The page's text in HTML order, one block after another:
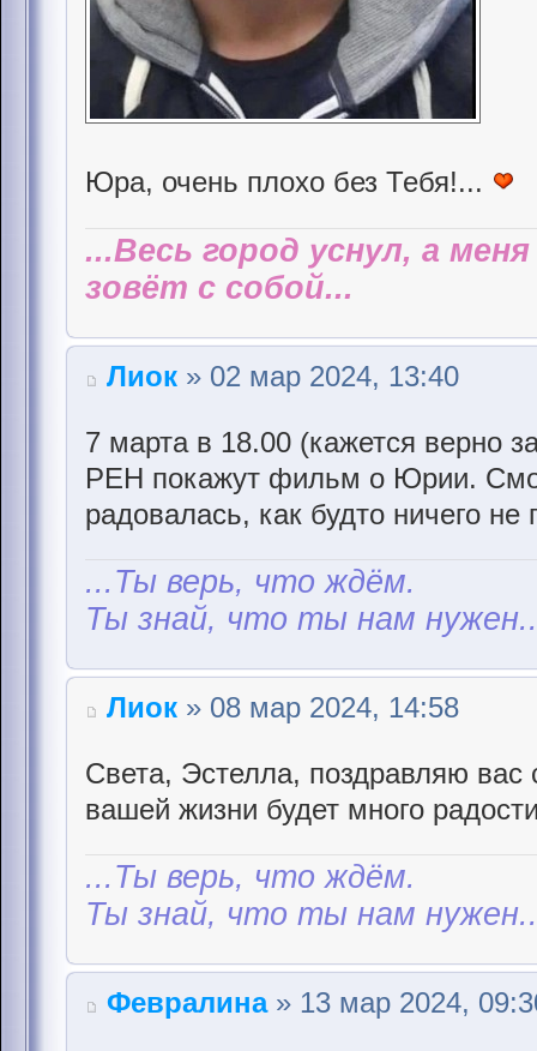
Юра, очень плохо без Тебя!...
...Весь город уснул, а
зовёт с собой...
Лиок » 02 мар 2024, 13:40
7 марта в 18.00 (кажется верно
РЕН покажут фильм о Юрии.
радовалась, как будто ничего
...Ты верь, что ждём.
Ты знай, что ты нам
Лиок » 08 мар 2024, 14:58
Света, Эстелла, поздравляю вас
вашей жизни будет много
...Ты верь, что ждём.
Ты знай, что ты нам
Февралина» 13 мар 2024,